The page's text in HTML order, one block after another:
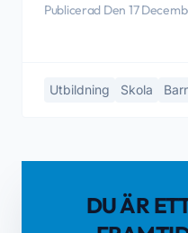
Publicerad Den 17
Utbildning Skola
DU ÄR